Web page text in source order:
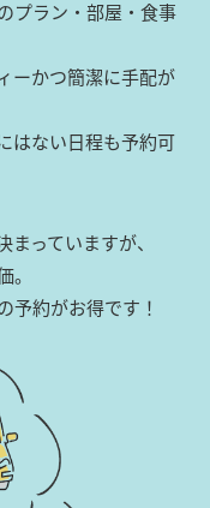
プラン・部屋・食事
ーかつ簡潔に手配が
はない日程も予約可
っていますが、
。
予約がお得です！